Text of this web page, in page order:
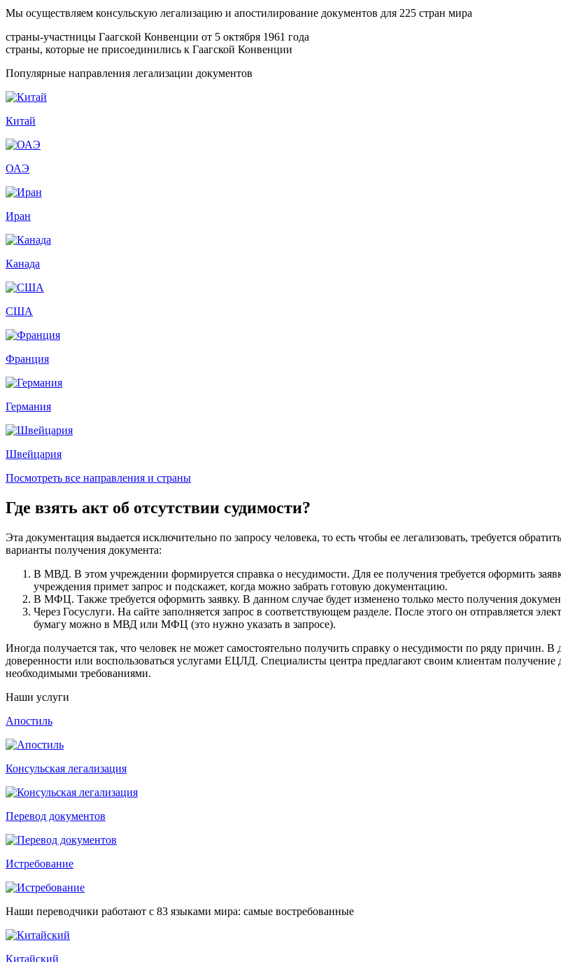
Мы осуществляем консульскую легализацию и апостилирование документов для 225 стран мира
страны-участницы Гаагской Конвенции от 5 октября 1961 года
страны, которые не присоединились к Гаагской Конвенции
Популярные направления легализации документов
Китай
ОАЭ
Иран
Канада
США
Франция
Германия
Швейцария
Посмотреть все направления и страны
Где взять акт об отсутствии судимости?
Эта документация выдается исключительно по запросу человека, то есть чтобы ее легализовать, требуется
варианты получения документа:
В МВД. В этом учреждении формируется справка о несудимости. Для ее получения требуется оформить
учреждения примет запрос и подскажет, когда можно забрать готовую документацию.
В МФЦ. Также требуется оформить заявку. В данном случае будет изменено только место получения
Через Госуслуги. На сайте заполняется запрос в соответствующем разделе. После этого он отправляется
бумагу можно в МВД или МФЦ (это нужно указать в запросе).
Иногда получается так, что человек не может самостоятельно получить справку о несудимости по ряду причин.
доверенности или воспользоваться услугами ЕЦЛД. Специалисты центра предлагают своим клиентам
необходимыми требованиями.
Наши услуги
Апостиль
Консульская легализация
Перевод документов
Истребование
Наши переводчики работают с 83 языками мира: самые востребованные
Китайский